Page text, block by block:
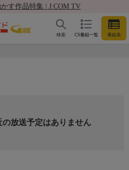
す作品特集 | J:COM TV
CS番組一覧 番組表
検索
の放送予定はありません